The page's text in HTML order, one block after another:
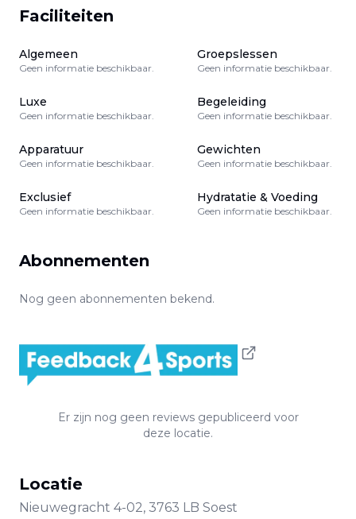
Faciliteiten
Algemeen
Geen informatie beschikbaar.
Groepslessen
Geen informatie beschikbaar.
Luxe
Geen informatie beschikbaar.
Begeleiding
Geen informatie beschikbaar.
Apparatuur
Geen informatie beschikbaar.
Gewichten
Geen informatie beschikbaar.
Exclusief
Geen informatie beschikbaar.
Hydratatie & Voeding
Geen informatie beschikbaar.
Abonnementen
Nog geen abonnementen bekend.
Er zijn nog geen reviews gepubliceerd voor
deze locatie.
Locatie
Nieuwegracht 4-02, 3763 LB Soest